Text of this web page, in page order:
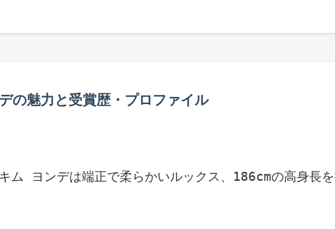
の魅力と受賞歴・プロファイル
ヨンデは端正で柔らかいルックス、186cmの高身長を